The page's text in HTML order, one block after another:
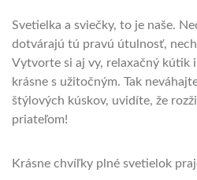
Svetielka a sviečky, to je naše.
dotvárajú tú pravú útulnosť,
Vytvorte si aj vy, relaxačný kútik
krásne s užitočným. Tak
štýlových kúskov, uvidíte, že
priateľom!
Krásne chvíľky plné svetielok